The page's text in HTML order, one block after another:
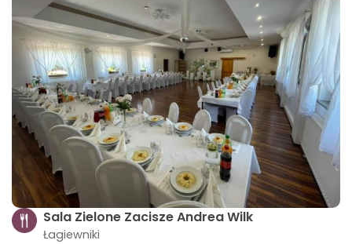
Sala Zielone Zacisze Andrea Wilk
Łagiewniki